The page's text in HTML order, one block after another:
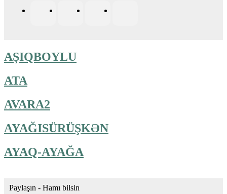
AŞIQBOYLU
ATA
AVARA2
AYAĞISÜRÜŞKƏN
AYAQ-AYAĞA
Paylaşın - Hamı bilsin